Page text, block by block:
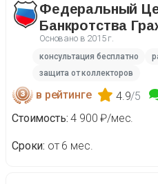
Федеральный
Банкротства
Основано в 2015 г.
консультация бесплатно
защита от коллекторов
в рейтинге 4.9/5
Стоимость 4 900 ₽/мес.
Сроки от 6 мес.